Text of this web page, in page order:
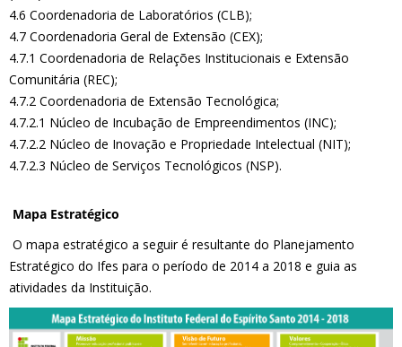
4.6 Coordenadoria de Laboratórios (CLB);
4.7 Coordenadoria Geral de Extensão (CEX);
4.7.1 Coordenadoria de Relações Institucionais e Extensão
Comunitária (REC);
4.7.2 Coordenadoria de Extensão Tecnológica;
4.7.2.1 Núcleo de Incubação de Empreendimentos (INC);
4.7.2.2 Núcleo de Inovação e Propriedade Intelectual (NIT);
4.7.2.3 Núcleo de Serviços Tecnológicos (NSP).
Mapa Estratégico
O mapa estratégico a seguir é resultante do Planejamento
Estratégico do Ifes para o período de 2014 a 2018 e guia as
atividades da Instituição.